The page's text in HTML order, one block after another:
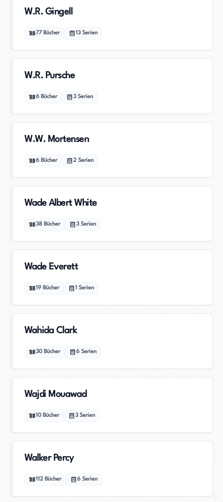
W.R. Gingell
77 Bücher 13 Serien
W.R. Pursche
6 Bücher 3 Serien
W.W. Mortensen
6 Bücher 2 Serien
Wade Albert White
38 Bücher 3 Serien
Wade Everett
19 Bücher 1 Serien
Wahida Clark
30 Bücher 6 Serien
Wajdi Mouawad
10 Bücher 3 Serien
Walker Percy
112 Bücher 6 Serien